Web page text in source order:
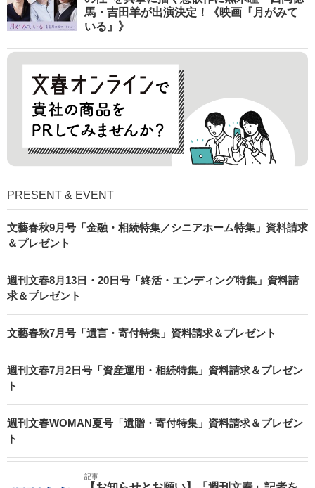
馬・吉田羊が出演決定！《映画『月がみて
いる』》
PRESENT & EVENT
文藝春秋9月号「金融・相続特集／シニアホーム特集」資料請求
＆プレゼント
週刊文春8月13日・20日号「終活・エンディング特集」資料請
求＆プレゼント
文藝春秋7月号「遺言・寄付特集」資料請求＆プレゼント
週刊文春7月2日号「資産運用・相続特集」資料請求＆プレゼン
ト
週刊文春WOMAN夏号「遺贈・寄付特集」資料請求＆プレゼン
ト
記事